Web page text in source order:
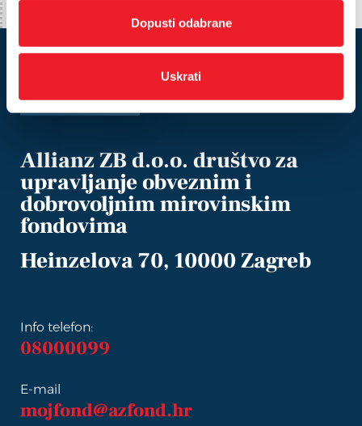
Dopusti odabrane
Uskrati
Allianz ZB d.o.o. društvo za
upravljanje obveznim i
dobrovoljnim mirovinskim
fondovima
Heinzelova 70, 10000 Zagreb
Info telefon:
08000099
E-mail
mojfond@azfond.hr